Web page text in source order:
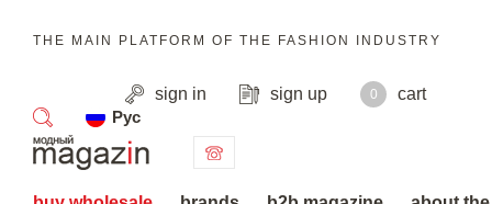
THE MAIN PLATFORM OF THE FASHION INDUSTRY
sign in sign up 0
cart
Рус
search